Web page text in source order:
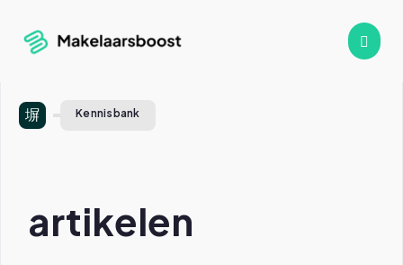
Kennisbank
artikelen